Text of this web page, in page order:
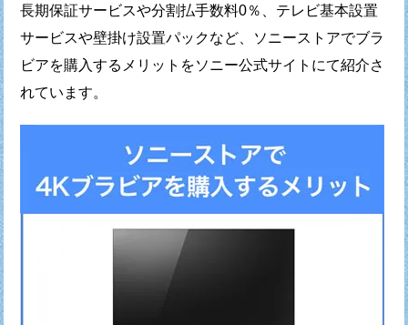
長期保証サービスや分割払手数料0％、 テレビ基本設置
サービスや壁掛け設置パックなど、
ソニーストアでブラ
ビアを購入するメリットをソニー公式サイトにて紹介さ
れています。